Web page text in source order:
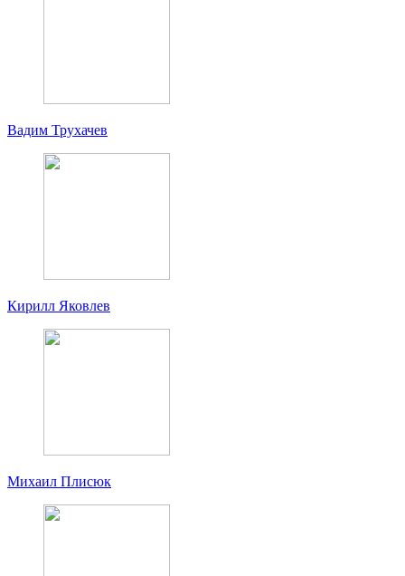
Вадим Трухачев
Кирилл Яковлев
Михаил Плисюк